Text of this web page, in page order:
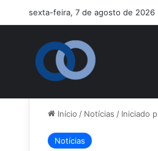
sexta-feira, 7 de agosto de 2026
Início / Notícias / Iniciado
Notícias